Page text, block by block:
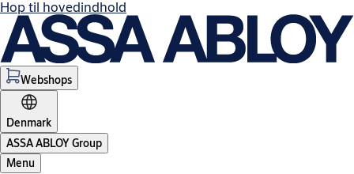
Hop til hovedindhold
Webshops
Denmark
ASSA ABLOY Group
Menu